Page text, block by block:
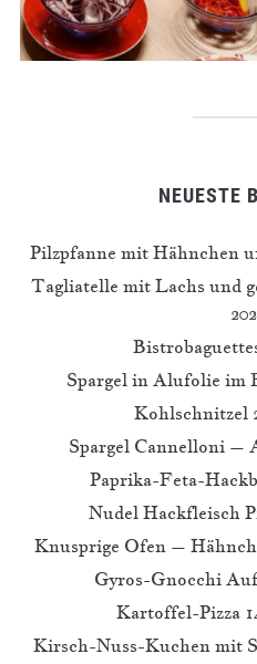
NEUESTE
Pilzpfanne mit Hähnchen
Tagliatelle mit Lachs und
Spargel in Alufolie im
Kohlschnitzel
Spargel Cannelloni –
Paprika-Feta-
Nudel Hackfleisch
Knusprige Ofen –
Gyros-Gnocchi
Kartoffel-Pizza
Kirsch-Nuss-Kuchen mit